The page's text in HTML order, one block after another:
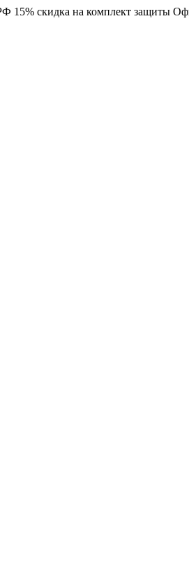
15% скидка на комплект защиты